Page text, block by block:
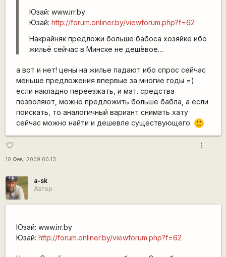
Юзай: www.irr.by
Юзай: http://forum.onliner.by/viewforum.php?f=62
Накрайняк предложи больше бабоса хозяйке ибо
жильё сейчас в Минске не дешёвое....
а вот и нет! цены на жилье падают ибо спрос сейчас
меньше предложения впервые за многие годы =)
если накладно переезжать, и мат. средства
позволяют, можно предложить больше бабла, а если
поискать, то аналогичный вариант снимать хату
сейчас можно найти и дешевле существующего.
:)
favorite_border
10 Фев, 2009 00:13
more_vert
a-sk
Автор
Юзай: www.irr.by
Юзай: http://forum.onliner.by/viewforum.php?f=62